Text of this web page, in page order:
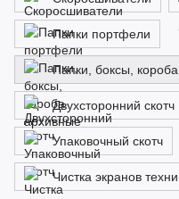
Папки портфели
Папки, боксы,
Двухсторонний скотч
Упаковочный скотч
Чистка экранов